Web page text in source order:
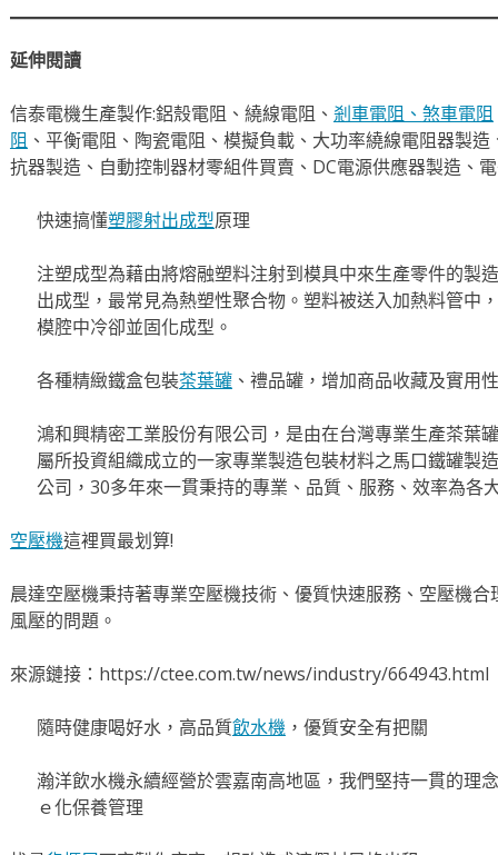
延伸閱讀
信泰電機生產製作:鋁殼電阻、繞線電阻、 剎車電阻、 煞車電阻
阻 、平衡電阻、陶瓷電阻、模擬負載、大功率繞線電阻器製
抗器製造、自動控制器材零組件買賣、DC電源供應器製造、
快速搞懂塑膠射出成型原理
注塑成型為藉由將熔融塑料注射到模具中來生產零件的製
出成型，最常見為熱塑性聚合物。塑料被送入加熱料管中
模腔中冷卻並固化成型。
各種精緻鐵盒包裝茶葉罐、禮品罐，增加商品收藏及實用
鴻和興精密工業股份有限公司，是由在台灣專業生產茶葉
屬所投資組織成立的一家專業製造包裝材料之馬口鐵罐製
公司，30多年來一貫秉持的專業、品質、服務、效率為各
空壓機這裡買最划算!
晨達空壓機秉持著專業空壓機技術、優質快速服務、空壓機
風壓的問題。
來源鏈接：https://ctee.com.tw/news/industry/664943.html
隨時健康喝好水，高品質飲水機，優質安全有把關
瀚洋飲水機永續經營於雲嘉南高地區，我們堅持一貫的理
ｅ化保養管理